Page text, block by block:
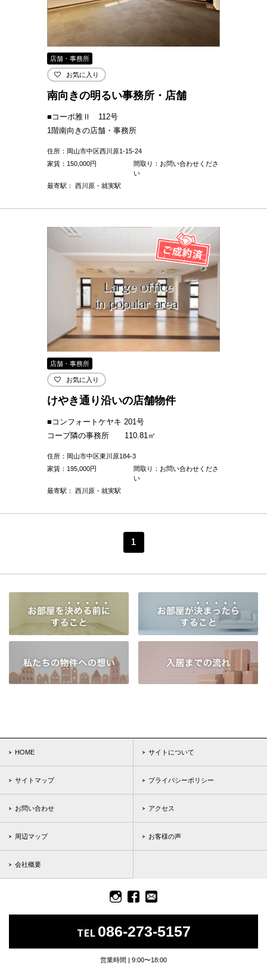
店舗・事務所
お気に入り
南向きの明るい事務所・店舗
■コーポ雅Ⅱ 112号
1階南向きの店舗・事務所
住所：岡山市中区西川原1-15-24
家賃： 150,000円
間取り：お問い合わせくださ
い
最寄駅： 西川原・就実駅
店舗・事務所
お気に入り
けやき通り沿いの店舗物件
■コンフォートケヤキ 201号
コープ隣の事務所 110.81㎡
住所：岡山市中区東川原184-3
家賃： 195,000円
間取り：お問い合わせくださ
い
最寄駅： 西川原・就実駅
1
HOME サイトについて
サイトマップ プライバシーポリシー
お問い合わせ アクセス
周辺マップ お客様の声
会社概要
TEL086-273-5157
営業時間 | 9:00〜18:00